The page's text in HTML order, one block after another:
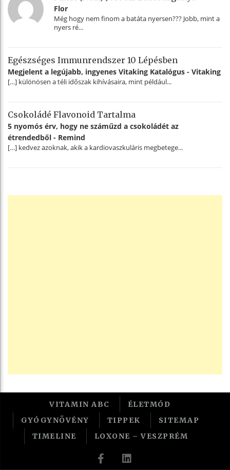
Flor
Még hogy nem finom a batáta nyersen??? Jobb, mint a
nyers ré...
Egészséges Immunrendszer 10 Lépésben
Megjelent a legújabb, ingyenes Vitaking Katalógus - Vitaking
[…] különösen a téli időszak kihívásaira, mint például...
Csokoládé Flavonoid Tartalma
5 nyomós érv, hogy ne száműzd a csokoládét az
étrendedből - Remind
[…] kedvez azoknak, akik a kardiovaszkuláris megbetege...
VITAMIN ABC
ÉLETMÓD
GYÓGYNÖVÉNY
TIPPEK
SITEMAP
TIMELINE
LOXONE – VESZPRÉM